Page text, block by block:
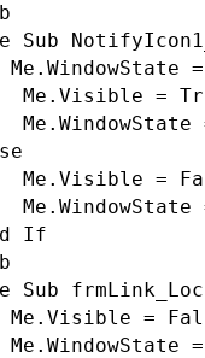
Sub
Me.WindowState
Me.Visible =
Me.WindowState
Me.Visible =
Me.WindowState
If
Sub
Me.Visible =
Me.WindowState